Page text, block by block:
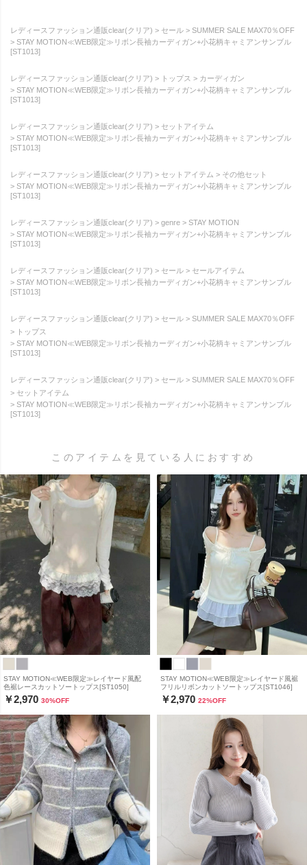
レディースファッション通販clear(クリア) セール
SUMMER SALE MAX70％OFF
STAY MOTION≪WEB限定≫リボン長袖カーディガン+小花柄キャミアンサンブル
[ST1013]
レディースファッション通販clear(クリア) トップス
カーディガン
STAY MOTION≪WEB限定≫リボン長袖カーディガン+小花柄キャミアンサンブル
[ST1013]
レディースファッション通販clear(クリア)
セットアイテム
STAY MOTION≪WEB限定≫リボン長袖カーディガン+小花柄キャミアンサンブル
[ST1013]
レディースファッション通販clear(クリア) セットアイテム
その他セット
STAY MOTION≪WEB限定≫リボン長袖カーディガン+小花柄キャミアンサンブル
[ST1013]
レディースファッション通販clear(クリア) genre
STAY MOTION
STAY MOTION≪WEB限定≫リボン長袖カーディガン+小花柄キャミアンサンブル
[ST1013]
レディースファッション通販clear(クリア) セール
セールアイテム
STAY MOTION≪WEB限定≫リボン長袖カーディガン+小花柄キャミアンサンブル
[ST1013]
レディースファッション通販clear(クリア) セール
SUMMER SALE MAX70％OFF
トップス
STAY MOTION≪WEB限定≫リボン長袖カーディガン+小花柄キャミアンサンブル
[ST1013]
レディースファッション通販clear(クリア) セール
SUMMER SALE MAX70％OFF
セットアイテム
STAY MOTION≪WEB限定≫リボン長袖カーディガン+小花柄キャミアンサンブル
[ST1013]
このアイテムを見ている人におすすめ
STAY MOTION≪WEB限定≫レイヤード風配
色裾レースカットソートップス[ST1050]
￥2,970 30%OFF
STAY MOTION≪WEB限定≫レイヤード風裾
フリルリボンカットソートップス[ST1046]
￥2,970 22%OFF